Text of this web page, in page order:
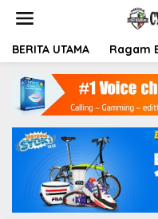
t
BERITA UTAMA Ragam